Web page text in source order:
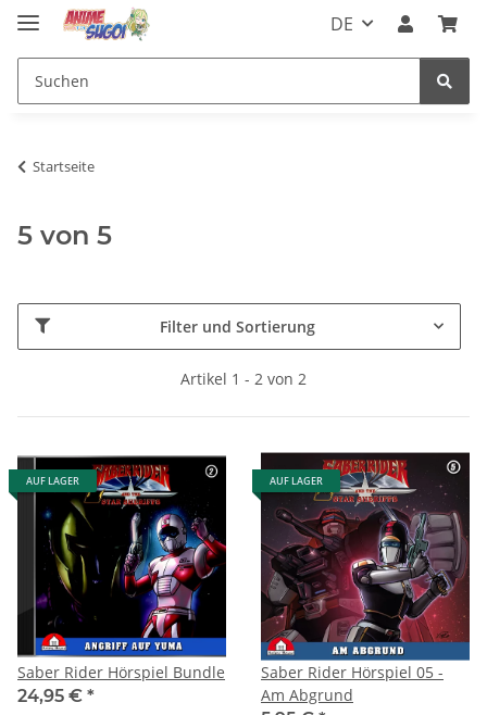
DE
Startseite
5 von 5
Filter und Sortierung
Artikel 1 - 2 von 2
AUF LAGER
Saber Rider Hörspiel Bundle
24,95 € *
AUF LAGER
Saber Rider Hörspiel 05 -
Am Abgrund